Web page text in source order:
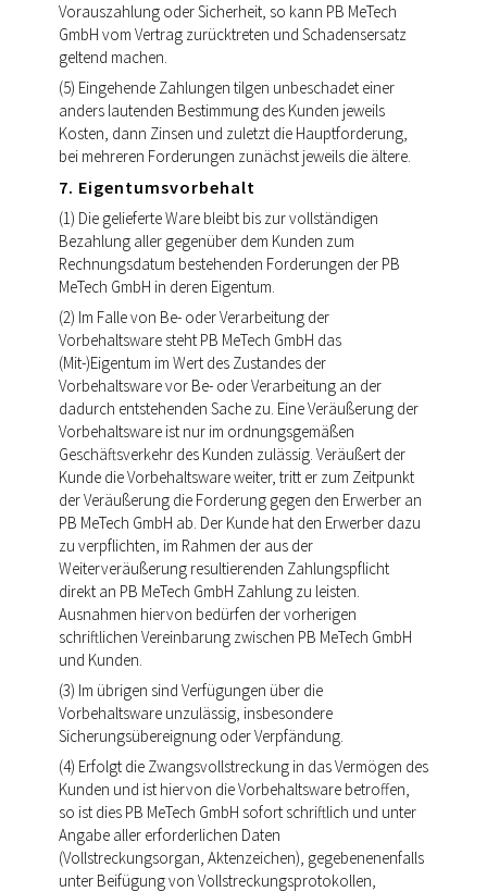
Vorauszahlung oder Sicherheit, so kann PB MeTech
GmbH vom Vertrag zurücktreten und Schadensersatz
geltend machen.
(5) Eingehende Zahlungen tilgen unbeschadet einer
anders lautenden Bestimmung des Kunden jeweils
Kosten, dann Zinsen und zuletzt die Hauptforderung,
bei mehreren Forderungen zunächst jeweils die ältere.
7. Eigentumsvorbehalt
(1) Die gelieferte Ware bleibt bis zur vollständigen
Bezahlung aller gegenüber dem Kunden zum
Rechnungsdatum bestehenden Forderungen der PB
MeTech GmbH in deren Eigentum.
(2) Im Falle von Be- oder Verarbeitung der
Vorbehaltsware steht PB MeTech GmbH das
(Mit-)Eigentum im Wert des Zustandes der
Vorbehaltsware vor Be- oder Verarbeitung an der
dadurch entstehenden Sache zu. Eine Veräußerung der
Vorbehaltsware ist nur im ordnungsgemäßen
Geschäftsverkehr des Kunden zulässig. Veräußert der
Kunde die Vorbehaltsware weiter, tritt er zum Zeitpunkt
der Veräußerung die Forderung gegen den Erwerber an
PB MeTech GmbH ab. Der Kunde hat den Erwerber dazu
zu verpflichten, im Rahmen der aus der
Weiterveräußerung resultierenden Zahlungspflicht
direkt an PB MeTech GmbH Zahlung zu leisten.
Ausnahmen hiervon bedürfen der vorherigen
schriftlichen Vereinbarung zwischen PB MeTech GmbH
und Kunden.
(3) Im übrigen sind Verfügungen über die
Vorbehaltsware unzulässig, insbesondere
Sicherungsübereignung oder Verpfändung.
(4) Erfolgt die Zwangsvollstreckung in das Vermögen des
Kunden und ist hiervon die Vorbehaltsware betroffen,
so ist dies PB MeTech GmbH sofort schriftlich und unter
Angabe aller erforderlichen Daten
(Vollstreckungsorgan, Aktenzeichen), gegebenenenfalls
unter Beifügung von Vollstreckungsprotokollen,